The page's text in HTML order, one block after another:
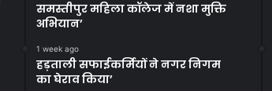
समस्तीपुर महिला कॉलेज में नशा मुक्ति
अभियान’
1 week ago
हड़ताली सफाईकर्मियों ने नगर निगम
का घेराव किया’